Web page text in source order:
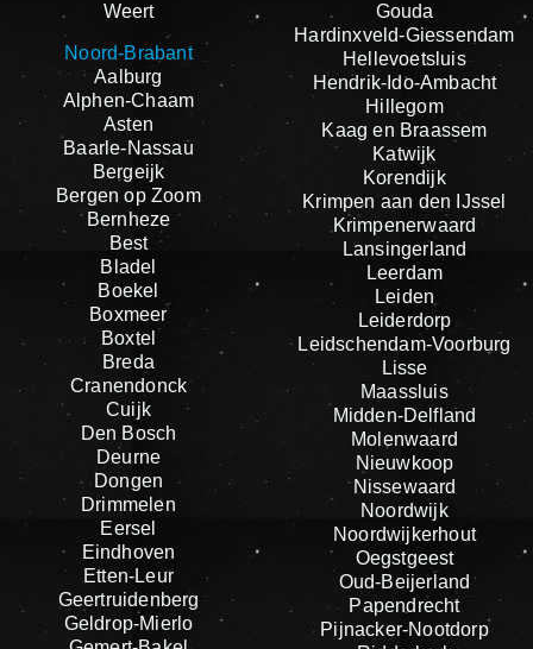
Weert
Noord-Brabant
Aalburg
Alphen-Chaam
Asten
Baarle-Nassau
Bergeijk
Bergen op Zoom
Bernheze
Best
Bladel
Boekel
Boxmeer
Boxtel
Breda
Cranendonck
Cuijk
Den Bosch
Deurne
Dongen
Drimmelen
Eersel
Eindhoven
Etten-Leur
Geertruidenberg
Geldrop-Mierlo
Gouda
Hardinxveld-Giessendam
Hellevoetsluis
Hendrik-Ido-Ambacht
Hillegom
Kaag en Braassem
Katwijk
Korendijk
Krimpen aan den IJssel
Krimpenerwaard
Lansingerland
Leerdam
Leiden
Leiderdorp
Leidschendam-Voorburg
Lisse
Maassluis
Midden-Delfland
Molenwaard
Nieuwkoop
Nissewaard
Noordwijk
Noordwijkerhout
Oegstgeest
Oud-Beijerland
Papendrecht
Pijnacker-Nootdorp